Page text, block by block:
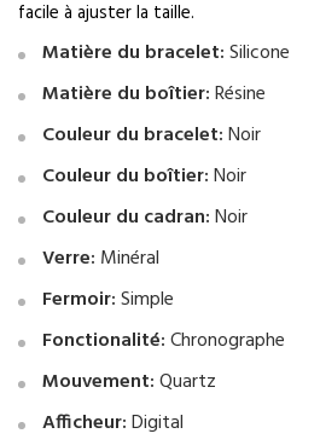
facile à ajuster la taille.
Matière du bracelet:Silicone
Matière du boîtier:Résine
Couleur du bracelet:Noir
Couleur du boîtier:Noir
Couleur du cadran:Noir
Verre: Minéral
Fermoir:Simple
Fonctionalité:Chronographe
Mouvement:Quartz
Afficheur:Digital